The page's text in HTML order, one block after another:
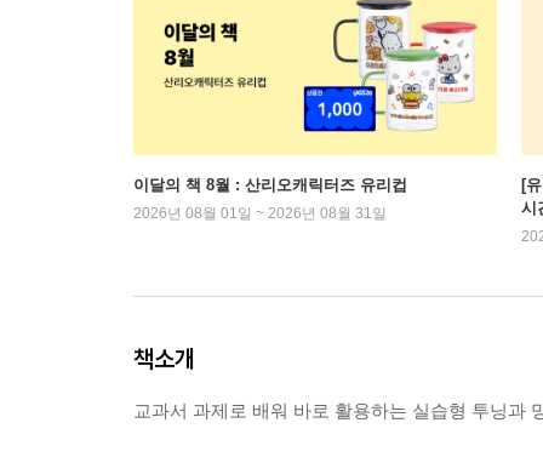
이달의 책 8월 : 산리오캐릭터즈 유리컵
2026년 08월 01일 ~ 2026년 08월 31일
[
시
책소개
교과서 과제로 배워 바로 활용하는 실습형 투닝과